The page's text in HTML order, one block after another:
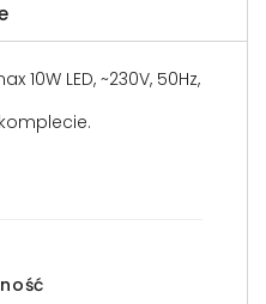
10W LED, ~230V, 50Hz,